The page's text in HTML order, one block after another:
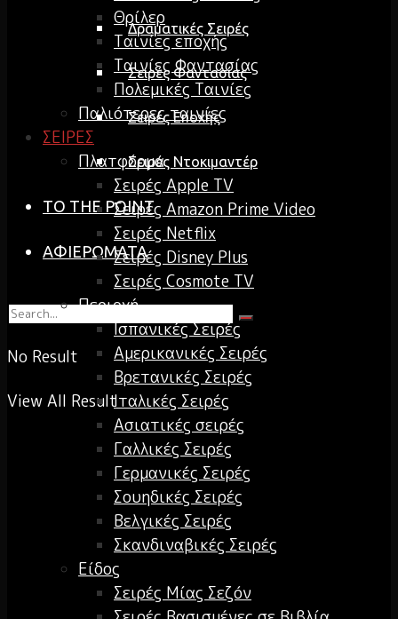
Δραματικές Σειρές
Σειρές Φαντασίας
Σειρές Εποχής
Σειρές Ντοκιμαντέρ
TO THE POINT
ΑΦΙΕΡΩΜΑΤΑ
No Result
View All Result
Θρίλερ
Ταινίες εποχής
Ταινίες Φαντασίας
Πολεμικές Ταινίες
Παλιότερες ταινίες
ΣΕΙΡΕΣ
Πλατφόρμα
Σειρές Apple TV
Σειρές Amazon Prime Video
Σειρές Netflix
Σειρές Disney Plus
Σειρές Cosmote TV
Περιοχή
Ισπανικές Σειρές
Αμερικανικές Σειρές
Βρετανικές Σειρές
Ιταλικές Σειρές
Ασιατικές σειρές
Γαλλικές Σειρές
Γερμανικές Σειρές
Σουηδικές Σειρές
Βελγικές Σειρές
Σκανδιναβικές Σειρές
Είδος
Σειρές Μίας Σεζόν